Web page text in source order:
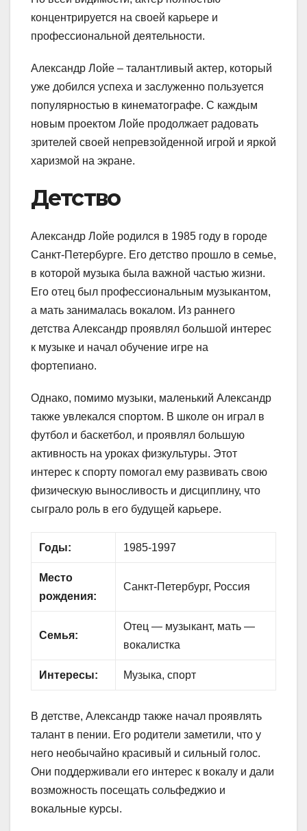
концентрируется на своей карьере и
профессиональной деятельности.
Александр Лойе – талантливый актер, который
уже добился успеха и заслуженно пользуется
популярностью в кинематографе. С каждым
новым проектом Лойе продолжает радовать
зрителей своей непревзойденной игрой и яркой
харизмой на экране.
Детство
Александр Лойе родился в 1985 году в городе
Санкт-Петербурге. Его детство прошло в семье,
в которой музыка была важной частью жизни.
Его отец был профессиональным музыкантом,
а мать занималась вокалом. Из раннего
детства Александр проявлял большой интерес
к музыке и начал обучение игре на
фортепиано.
Однако, помимо музыки, маленький Александр
также увлекался спортом. В школе он играл в
футбол и баскетбол, и проявлял большую
активность на уроках физкультуры. Этот
интерес к спорту помогал ему развивать свою
физическую выносливость и дисциплину, что
сыграло роль в его будущей карьере.
Годы: 1985-1997
Место
рождения:
Санкт-Петербург, Россия
Семья:
Отец — музыкант, мать —
вокалистка
Интересы: Музыка, спорт
В детстве, Александр также начал проявлять
талант в пении. Его родители заметили, что у
него необычайно красивый и сильный голос.
Они поддерживали его интерес к вокалу и дали
возможность посещать сольфеджио и
вокальные курсы.